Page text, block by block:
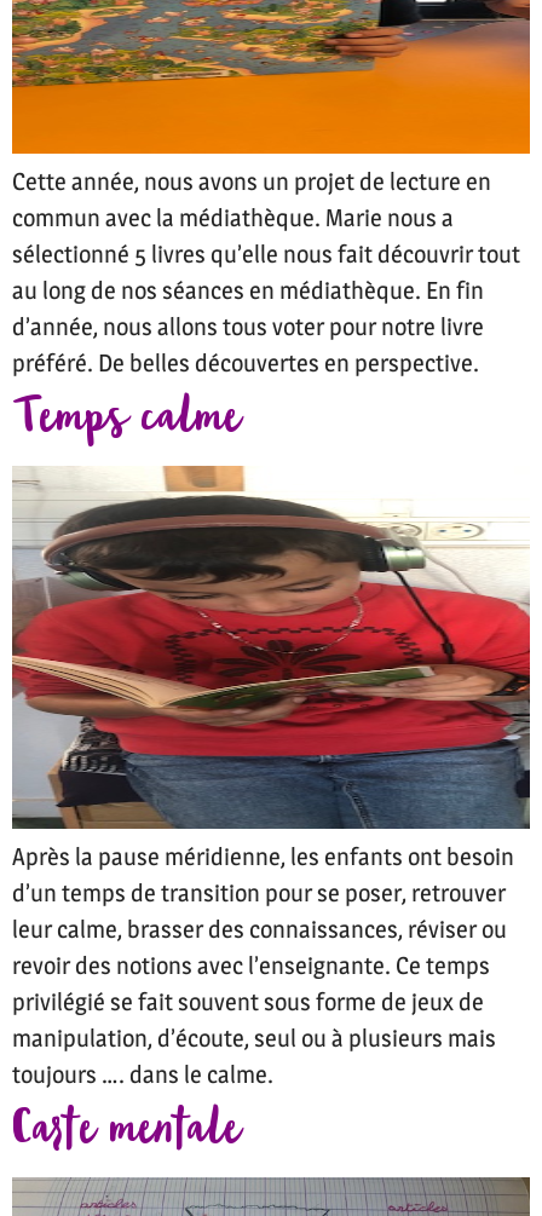
Cette année, nous avons un projet de lecture en
commun avec la médiathèque. Marie nous a
sélectionné 5 livres qu’elle nous fait découvrir tout
au long de nos séances en médiathèque. En fin
d’année, nous allons tous voter pour notre livre
préféré. De belles découvertes en perspective.
Temps calme
Après la pause méridienne, les enfants ont besoin
d’un temps de transition pour se poser, retrouver
leur calme, brasser des connaissances, réviser ou
revoir des notions avec l’enseignante. Ce temps
privilégié se fait souvent sous forme de jeux de
manipulation, d’écoute, seul ou à plusieurs mais
toujours …. dans le calme.
Carte mentale